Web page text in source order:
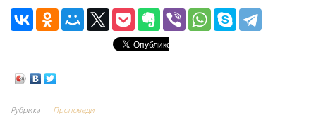
Рубрика Проповеди